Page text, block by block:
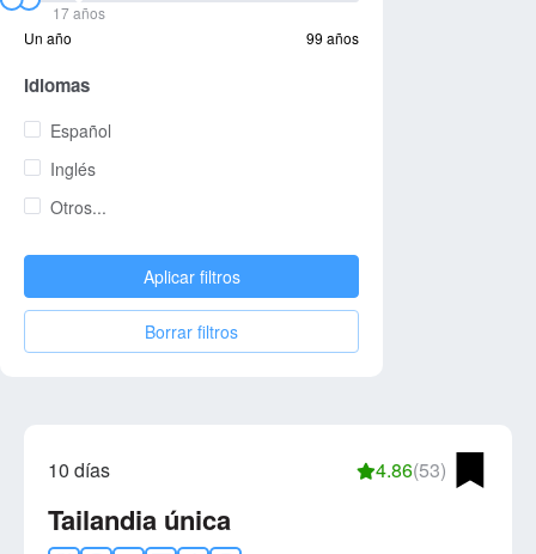
17 años
Un año
99 años
Idiomas
Español
Inglés
Otros...
Aplicar filtros
Borrar filtros
10 días 4.86(53)
Tailandia única